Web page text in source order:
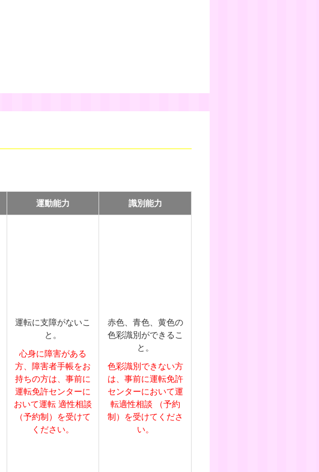
運動能力 識別能力
運転に支障がないこ
と。
心身に障害がある
方、障害者手帳をお
持ちの方は、事前に
運転免許センターに
おいて運転 適性相談
（予約制）を受けて
ください。
赤色、青色、黄色の
色彩識別ができるこ
と。
色彩識別できない方
は、事前に運転免許
センターにおいて運
転適性相談 （予約
制）を受けてくださ
い。